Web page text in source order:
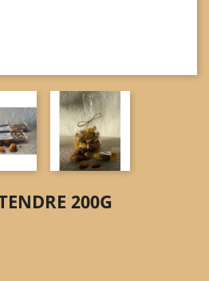
200G